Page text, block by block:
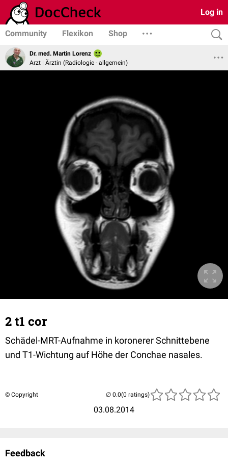
Log in
Community Flexikon Shop
Dr. med. Martin Lorenz
Arzt | Ärztin (Radiologie - allgemein)
2 t1 cor
Schädel-MRT-Aufnahme in koronerer Schnittebene
und T1-Wichtung auf Höhe der Conchae nasales.
© Copyright
03.08.2014
(0 ratings)
Feedback